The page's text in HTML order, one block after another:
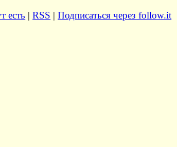
есть |RSS |Подписаться через follow.it